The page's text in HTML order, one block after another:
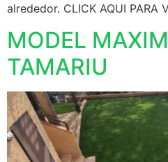
alrededor. CLICK AQUI PARA
MODEL
TAMARIU